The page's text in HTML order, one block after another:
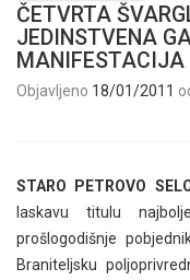
ČETVRTA
JEDINSTVENA
MANIFESTACIJA
Objavljeno 18/01/2011
STARO PETROVO
laskavu titulu
prošlogodišnje
Braniteljsku